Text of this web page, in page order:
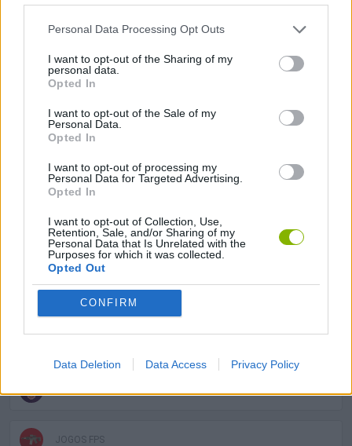
Personal Data Processing Opt Outs
I want to opt-out of the Sharing of my
personal data.
Opted In
I want to opt-out of the Sale of my
Personal Data.
Opted In
I want to opt-out of processing my
Personal Data for Targeted Advertising.
Opted In
I want to opt-out of Collection, Use,
Retention, Sale, and/or Sharing of my
Personal Data that Is Unrelated with the
Purposes for which it was collected.
Opted Out
CONFIRM
Data Deletion Data Access Privacy Policy
Etiquetas
JOGOS DE LUTA E COMBATE
JOGOS DE TIROS E DISPAROS
JOGOS DIVERTIDOS
JOGOS FPS